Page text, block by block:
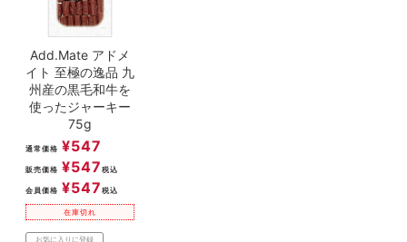
Add.Mate アドメ
イト 至極の逸品 九
州産の黒毛和牛を
使ったジャーキー
75g
通常価格 ¥547
販売価格 ¥547 税込
会員価格 ¥547 税込
在庫切れ
お気に入りに登録